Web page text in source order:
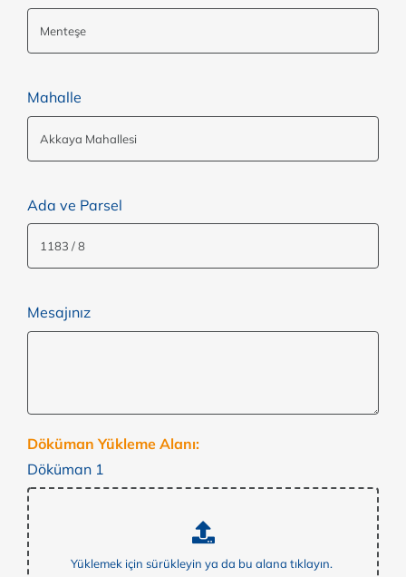
Mahalle
Ada ve Parsel
Mesajınız
Döküman Yükleme Alanı:
Döküman 1